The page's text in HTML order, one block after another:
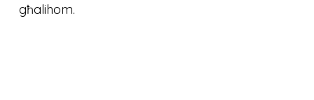
għalihom.